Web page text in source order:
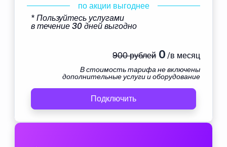
по акции выгоднее
* Пользуйтесь услугами
в течение 30 дней выгодно
900 рублей0 /в месяц
В стоимость тарифа не включены
дополнительные услуги и оборудование
Подключить